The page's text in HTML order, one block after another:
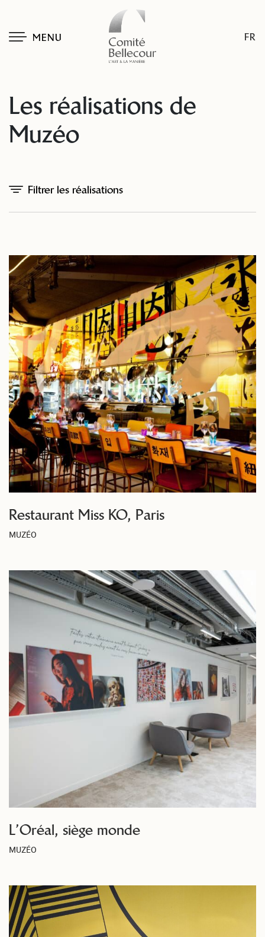
MENU FR
Les réalisations de
Muzéo
Filtrer les réalisations
Restaurant Miss KO, Paris
MUZÉO
L’Oréal, siège monde
MUZÉO